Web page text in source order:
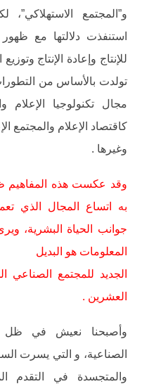
و”المجتمع
استنفذت دلالتها مع
للإنتاج وإعادة الإنتاج
تولدت بالأساس من
مجال تكنولوجيا الإعلام
كاقتصاد الإعلام والمجتمع
وغيرها .
وقد عكست هذه المفاهيم
به اتساع المجال الذي
جوانب الحياة البشرية،
المعلومات هو البديل
الجديد للمجتمع
العشرين .
وأصبحنا نعيش في ظل
الصناعية، و التي يسرت
والمتجسدة في التقدم